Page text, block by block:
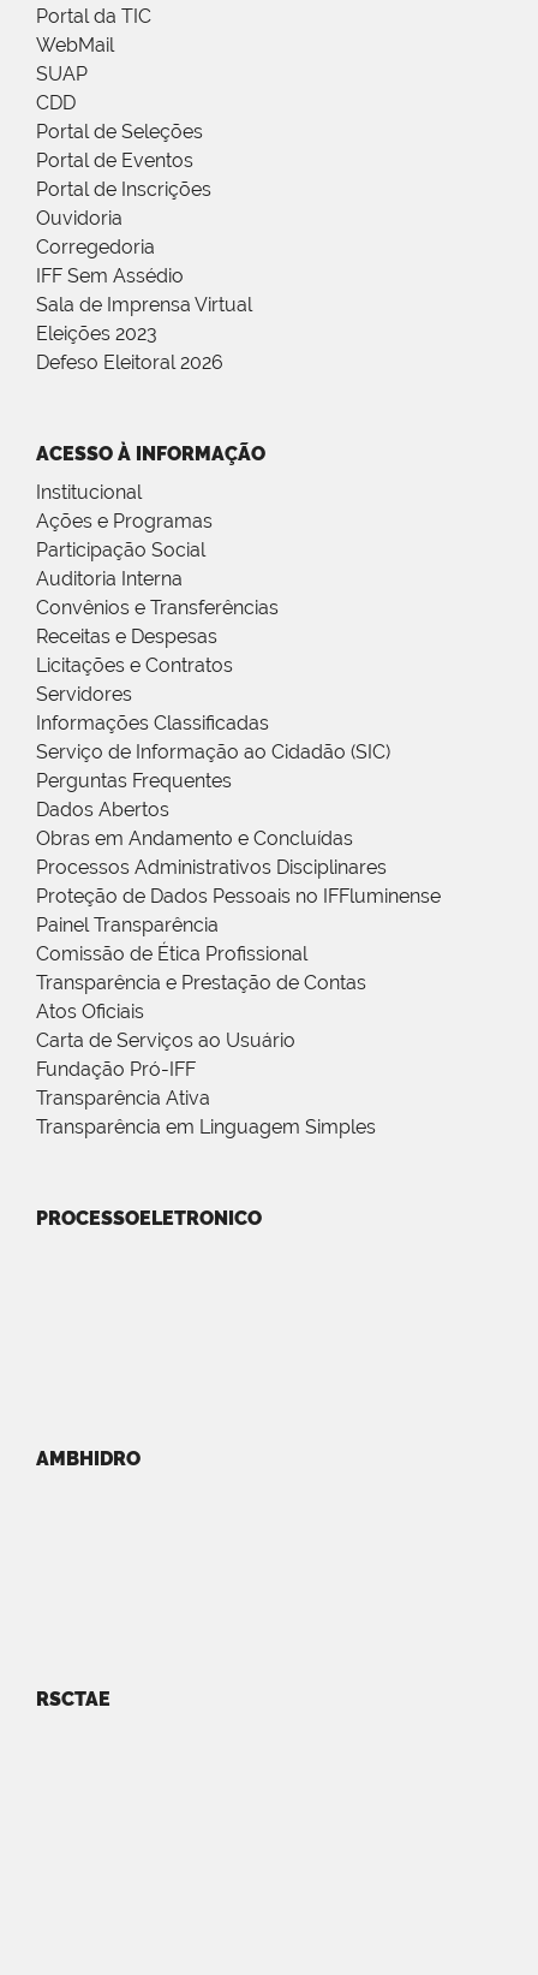
Portal da TIC
WebMail
SUAP
CDD
Portal de Seleções
Portal de Eventos
Portal de Inscrições
Ouvidoria
Corregedoria
IFF Sem Assédio
Sala de Imprensa Virtual
Eleições 2023
Defeso Eleitoral 2026
ACESSO À INFORMAÇÃO
Institucional
Ações e Programas
Participação Social
Auditoria Interna
Convênios e Transferências
Receitas e Despesas
Licitações e Contratos
Servidores
Informações Classificadas
Serviço de Informação ao Cidadão (SIC)
Perguntas Frequentes
Dados Abertos
Obras em Andamento e Concluídas
Processos Administrativos Disciplinares
Proteção de Dados Pessoais no IFFluminense
Painel Transparência
Comissão de Ética Profissional
Transparência e Prestação de Contas
Atos Oficiais
Carta de Serviços ao Usuário
Fundação Pró-IFF
Transparência Ativa
Transparência em Linguagem Simples
PROCESSOELETRONICO
AMBHIDRO
RSCTAE